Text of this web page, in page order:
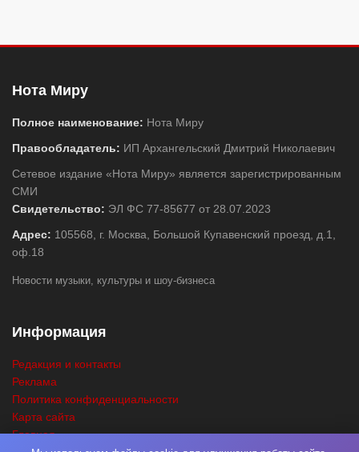
Нота Миру
Полное наименование: Нота Миру
Правообладатель: ИП Архангельский Дмитрий Николаевич
Сетевое издание «Нота Миру» является зарегистрированным
СМИ
Свидетельство: ЭЛ ФС 77-85677 от 28.07.2023
Адрес: 105568, г. Москва, Большой Купавенский проезд, д.1,
оф.18
Новости музыки, культуры и шоу-бизнеса
Информация
Редакция и контакты
Реклама
Политика конфиденциальности
Карта сайта
Главная